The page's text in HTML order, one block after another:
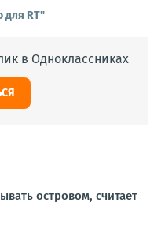
для RT"
в Одноклассниках
островом, считает